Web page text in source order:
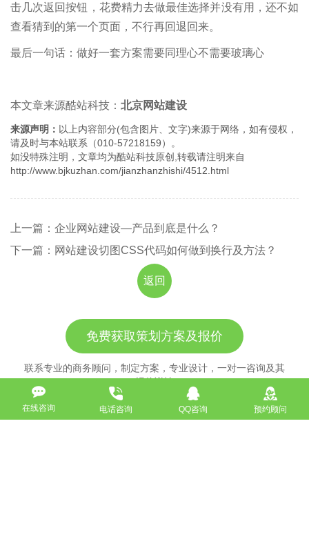
击几次返回按钮，花费精力去做最佳选择并没有用，还不如
查看猜到的第一个页面，不行再回退回来。
最后一句话：做好一套方案需要同理心不需要玻璃心
本文章来源酷站科技： 北京网站建设
来源声明： 以上内容部分(包含图片、文字)来源于网络，如有侵权，
请及时与本站联系（010-57218159）。
如没特殊注明，文章均为酷站科技原创,转载请注明来自
http://www.bjkuzhan.com/jianzhanzhishi/4512.html
上一篇：企业网站建设—产品到底是什么？
下一篇：网站建设切图CSS代码如何做到换行及方法？
返回
免费获取策划方案及报价
联系专业的商务顾问，制定方案，专业设计，一对一咨询及其
报价详情
服务热线
在线咨询 电话咨询 QQ咨询 预约顾问